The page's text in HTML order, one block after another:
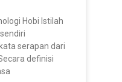
Hobi Istilah
serapan dari
definisi